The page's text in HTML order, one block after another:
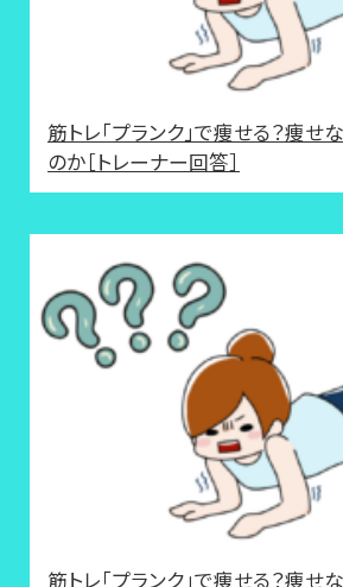
筋トレ「プランク」で痩せる？痩せ
のか［トレーナー回答］
筋トレ「プランク」で痩せる？痩せ